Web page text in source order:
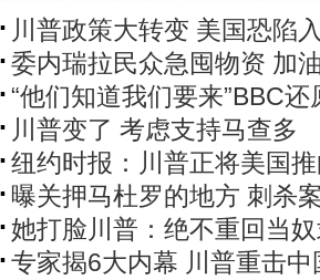
川普政策大转变 美国恐陷
委内瑞拉民众急囤物资 加
“他们知道我们要来”BBC
川普变了 考虑支持马查多
纽约时报：川普正将美国
曝关押马杜罗的地方 刺杀
她打脸川普：绝不重回当
专家揭6大内幕 川普重击中